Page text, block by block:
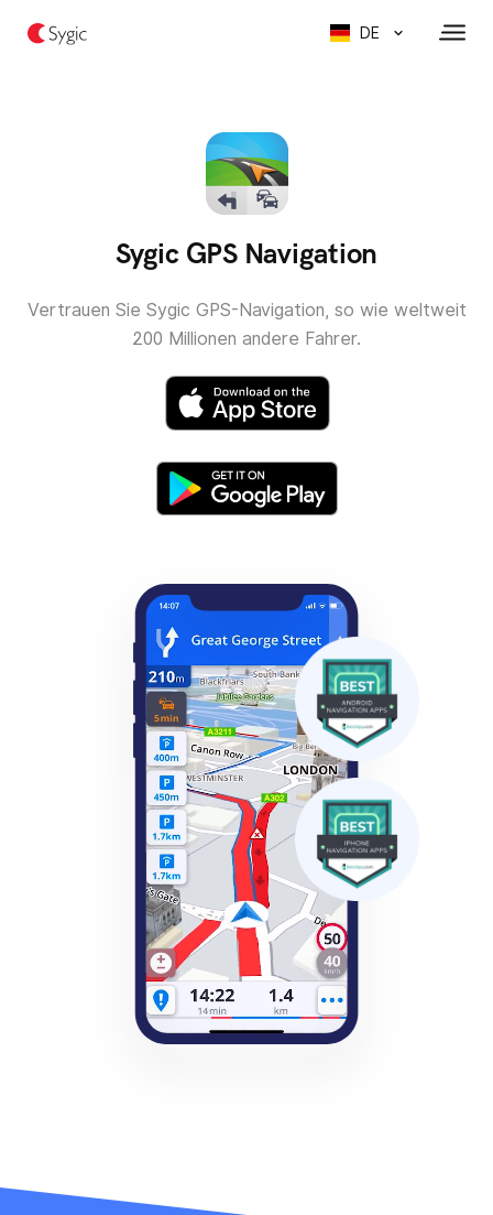
DE
Sygic GPS Navigation
Vertrauen Sie Sygic GPS-Navigation, so wie weltweit
200 Millionen andere Fahrer.